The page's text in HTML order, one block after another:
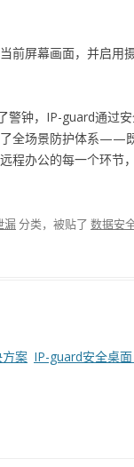
前屏幕画面，并启用
警钟，IP-guard通过
全场景防护体系——
程办公的每一个环节
漏分类，被贴了 数据安
案 IP-guard安全桌